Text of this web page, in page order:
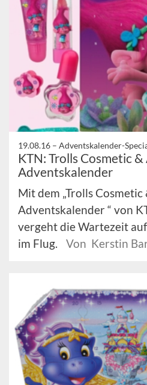
19.08.16 – Adventskalender-
KTN: Trolls Cosmetic
Adventskalender
Mit dem „Trolls Cosmetic
Adventskalender “ von
vergeht die Wartezeit
im Flug.
Von Kerstin